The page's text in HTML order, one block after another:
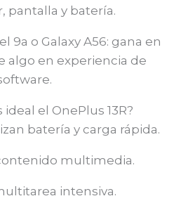
pantalla y batería.
9a o Galaxy A56: gana en
algo en experiencia de
ideal el OnePlus 13R?
batería y carga rápida.
multimedia.
intensiva.